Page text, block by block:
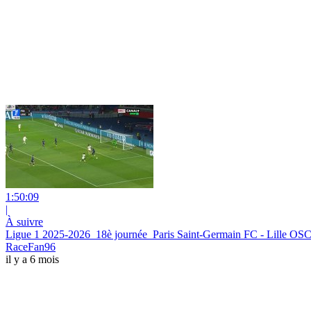
1:50:09
|
À suivre
Ligue 1 2025-2026_18è journée_Paris Saint-Germain FC - Lille
RaceFan96
il y a 6 mois